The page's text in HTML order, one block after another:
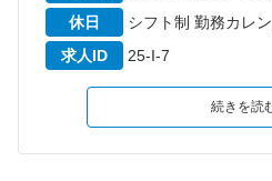
休日
求人ID
25-I-7
続きを読